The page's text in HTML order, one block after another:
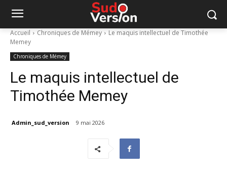
Accueil Chroniques de Mémey
Le maquis intellectuel de Timothée
Memey
Chroniques de Mémey
Le maquis intellectuel de
Timothée Memey
Admin_sud_version 9 mai 2026